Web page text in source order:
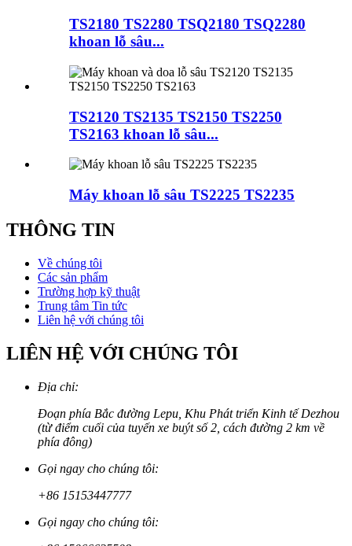
TS2180 TS2280 TSQ2180 TSQ2280
khoan lỗ sâu...
TS2120 TS2135 TS2150 TS2250
TS2163 khoan lỗ sâu...
Máy khoan lỗ sâu TS2225 TS2235
THÔNG TIN
Về chúng tôi
Các sản phẩm
Trường hợp kỹ thuật
Trung tâm Tin tức
Liên hệ với chúng tôi
LIÊN HỆ VỚI CHÚNG TÔI
Địa chỉ:
Đoạn phía Bắc đường Lepu, Khu Phát triển Kinh tế Dezhou
(từ điểm cuối của tuyến xe buýt số 2, cách đường 2 km về
phía đông)
Gọi ngay cho chúng tôi:
+86 15153447777
Gọi ngay cho chúng tôi: